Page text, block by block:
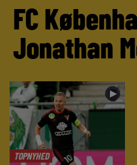
FC
Jonathan
TOPNYHED
►